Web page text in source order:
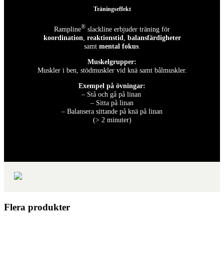
Träningseffekt
Rampline® slackline erbjuder träning för
koordination reaktionstid balansfärdigheter
samt mental fokus.
Muskelgrupper:
Muskler i ben, stödmuskler vid knä samt bålmuskler.
Exempel på övningar:
– Stå och gå på linan
– Sitta på linan
– Balansera sittande på knä på linan
(> 2 minuter)
Flera produkter